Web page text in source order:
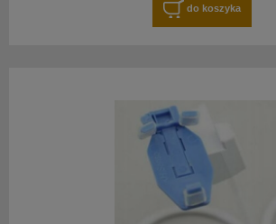
do koszyka